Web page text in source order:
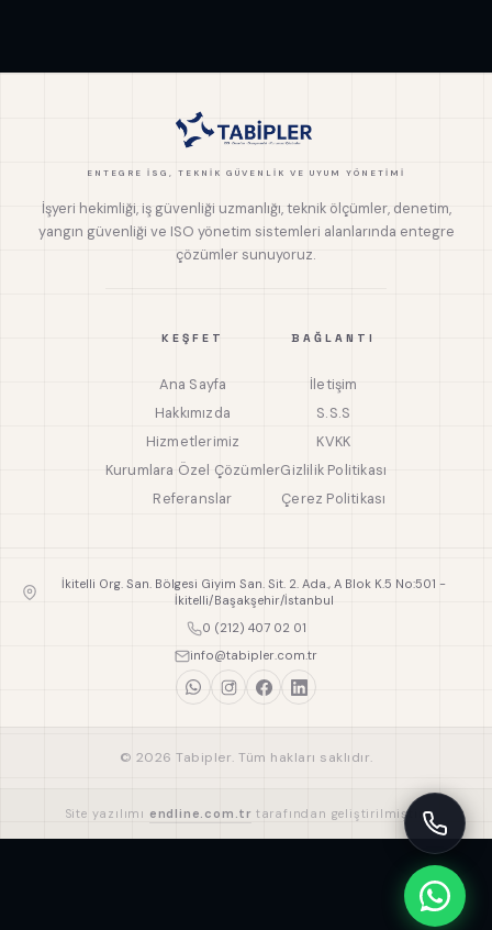
ENTEGRE İSG, TEKNIK GÜVENLIK VE UYUM YÖNETIMI
İşyeri hekimliği, iş güvenliği uzmanlığı, teknik ölçümler, denetim,
yangın güvenliği ve ISO yönetim sistemleri alanlarında entegre
çözümler sunuyoruz.
KEŞFET
Ana Sayfa
Hakkımızda
Hizmetlerimiz
Kurumlara Özel Çözümler
Referanslar
BAĞLANTI
İletişim
S.S.S
KVKK
Gizlilik Politikası
Çerez Politikası
İkitelli Org. San. Bölgesi Giyim San. Sit. 2. Ada., A Blok K.5 No:501 -
İkitelli/Başakşehir/İstanbul
0 (212) 407 02 01
info@tabipler.com.tr
© 2026 Tabipler. Tüm hakları saklıdır.
Site yazılımı endline.com.tr tarafından geliştirilmiştir.